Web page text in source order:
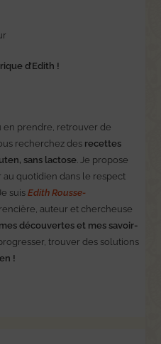
d’Edith !
en prendre, retrouver de
recherchez des recettes
sans lactose. Je propose
quotidien dans le respect
suisEdith Rousse-
auteur et chercheuse
mes découvertes et mes savoir-
trouver des solutions
!